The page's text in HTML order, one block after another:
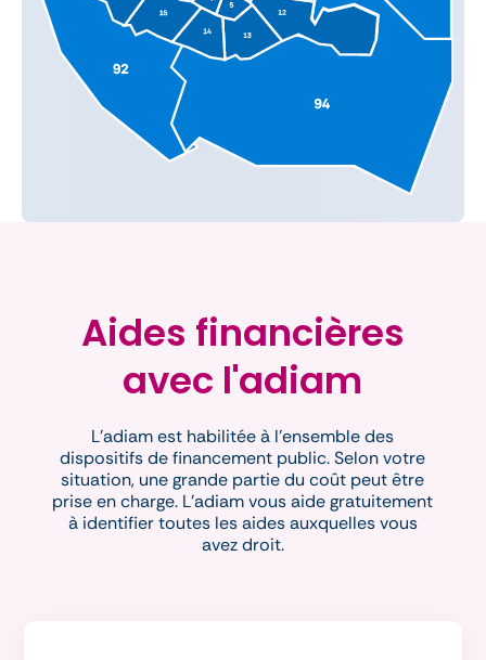
^
^
^
^
^
^
^
^
Aides financières
avec l'adiam
L'adiam est habilitée à l'ensemble des
dispositifs de financement public. Selon votre
situation, une grande partie du coût peut être
prise en charge. L'adiam vous aide gratuitement
à identifier toutes les aides auxquelles vous
avez droit.